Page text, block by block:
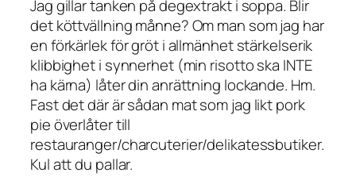
Jag gillar tanken på degextrakt i soppa. Blir
det köttvällning månne? Om man som jag har
en förkärlek för gröt i allmänhet stärkelserik
klibbighet i synnerhet (min risotto ska INTE
ha kärna) låter din anrättning lockande. Hm.
Fast det där är sådan mat som jag likt pork
pie överlåter till
restauranger/charcuterier/delikatessbutiker.
Kul att du pallar.